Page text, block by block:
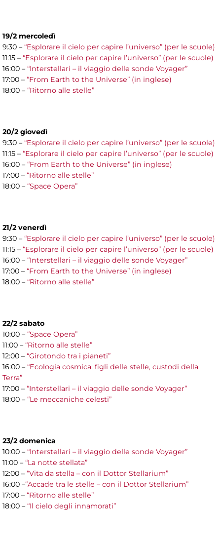
19/2 mercoledì
9:30 – “Esplorare il cielo per capire l’universo” (per le scuole)
11:15 – “Esplorare il cielo per capire l’universo” (per le scuole)
16:00 – “Interstellari – il viaggio delle sonde Voyager”
17:00 – “From Earth to the Universe” (in inglese)
18:00 – “Ritorno alle stelle”
20/2 giovedì
9:30 – “Esplorare il cielo per capire l’universo” (per le scuole)
11:15 – “Esplorare il cielo per capire l’universo” (per le scuole)
16:00 – “From Earth to the Universe” (in inglese)
17:00 – “Ritorno alle stelle”
18:00 – “Space Opera”
21/2 venerdì
9:30 – “Esplorare il cielo per capire l’universo” (per le scuole)
11:15 – “Esplorare il cielo per capire l’universo” (per le scuole)
16:00 – “Interstellari – il viaggio delle sonde Voyager”
17:00 – “From Earth to the Universe” (in inglese)
18:00 – “Ritorno alle stelle”
22/2 sabato
10:00 – “Space Opera”
11:00 – “Ritorno alle stelle”
12:00 – “Girotondo tra i pianeti”
16:00 – “Ecologia cosmica: figli delle stelle, custodi della
Terra”
17:00 – “Interstellari – il viaggio delle sonde Voyager”
18:00 – “Le meccaniche celesti”
23/2 domenica
10:00 – “Interstellari – il viaggio delle sonde Voyager”
11:00 – “La notte stellata”
12:00 – “Vita da stella – con il Dottor Stellarium”
16:00 –“Accade tra le stelle – con il Dottor Stellarium”
17:00 – “Ritorno alle stelle”
18:00 – “Il cielo degli innamorati”